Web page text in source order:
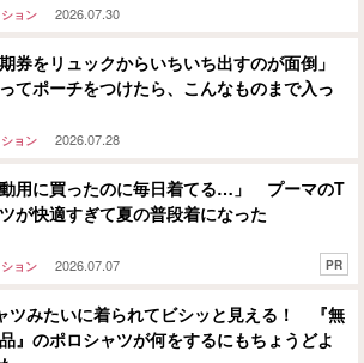
ョン 2026.07.30
期券をリュックからいちいち出すのが面倒」
てポーチをつけたら、こんなものまで入っ
ョン 2026.07.28
動用に買ったのに毎日着てる…」 プーマのT
が快適すぎて夏の普段着になった
ョン 2026.07.07 PR
ツみたいに着られてビシッと見える！ 『無
』のポロシャツが何をするにもちょうどよ